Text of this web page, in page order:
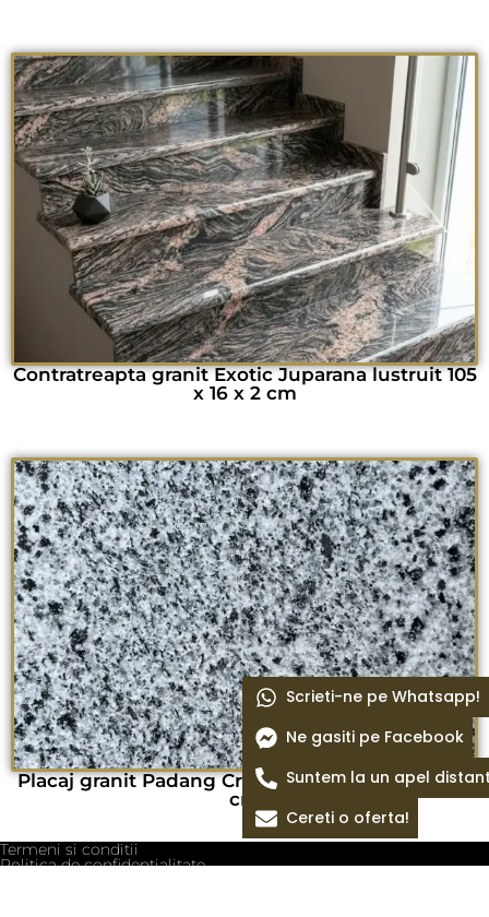
Contratreapta granit Exotic Juparana lustruit 105
x 16 x 2 cm
Placaj granit Padang Crystal fiamat 60 x 30 x 1,8
cm
Termeni si conditii
Politica de confidentialitate
Scrieti-ne pe Whatsapp!
Ne gasiti pe Facebook
Suntem la un apel
Cereti o oferta!